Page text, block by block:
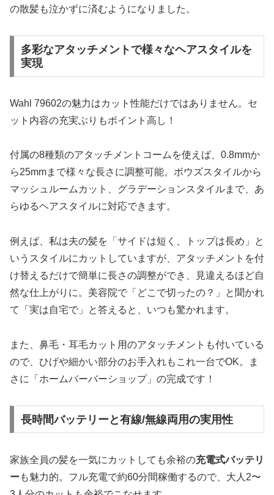
の散髪も泣かずに済むようになりました。
多彩なアタッチメントで様々なヘアスタイルを
実現
Wahl 79602の魅力はカット性能だけではありません。セ
ット内容の充実ぶりもポイント高し！
付属の8種類のアタッチメントコームを使えば、0.8mmか
ら25mmまで様々な長さに調整可能。ボウズスタイルから
マッシュルームカット、グラデーションスタイルまで、あ
らゆるヘアスタイルに対応できます。
例えば、私は夫の髪を「サイドは短く、トップは長め」と
いうスタイルにカットしていますが、アタッチメントを付
け替えるだけで簡単に長さの調整ができ、見違えるほど自
然な仕上がりに。美容院で「どこで切ったの？」と聞かれ
て「実は自宅で」と答えると、いつも驚かれます。
また、鼻毛・耳毛カット用のアタッチメントも付いている
ので、ひげや細かい部分のお手入れもこれ一台でOK。ま
さに「ホームバーバーショップ」の完成です！
長時間バッテリーと有線/無線両用の実用性
家族全員の髪を一気にカットしても余裕の充電式バッテリ
ーも魅力的。フル充電で約60分間稼働するので、大人2〜